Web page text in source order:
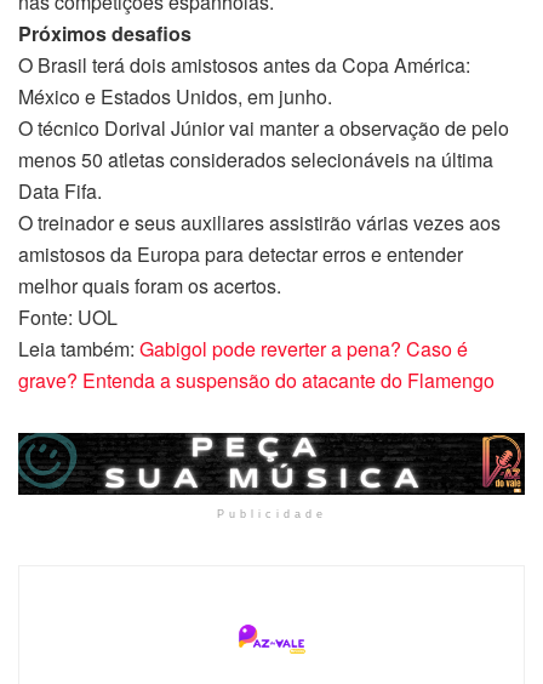
Próximos desafios
O Brasil terá dois amistosos antes da Copa América:
México e Estados Unidos, em junho.
O técnico Dorival Júnior vai manter a observação de pelo
menos 50 atletas considerados selecionáveis na última
Data Fifa.
O treinador e seus auxiliares assistirão várias vezes aos
amistosos da Europa para detectar erros e entender
melhor quais foram os acertos.
Fonte: UOL
Leia também: Gabigol pode reverter a pena? Caso é
grave? Entenda a suspensão do atacante do Flamengo
Publicidade